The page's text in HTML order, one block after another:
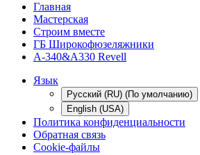
Главная
Мастерская
Строим вместе
ГБ Широкофюзеляжники
А-340&A330 Revell
Язык
Русский (RU) (По умолчанию)
English (USA)
Политика конфиденциальности
Обратная связь
Cookie-файлы